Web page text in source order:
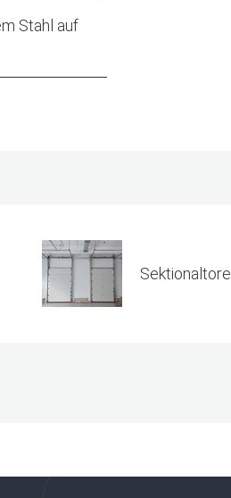
Stahl auf
Sektionaltore